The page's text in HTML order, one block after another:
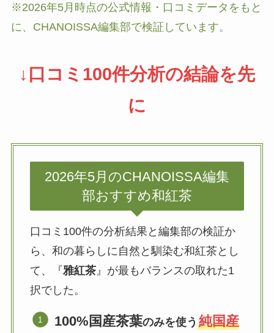
※2026年5月時点の公式情報・口コミデータをもと
に、CHANOISSA編集部で検証しています。
↓口コミ100件分析の結論を先
に
2026年5月のCHANOISSA編集
部おすすめ和紅茶
口コミ100件の分析結果と編集部の検証か
ら、和の暮らしに自然と馴染む和紅茶とし
て、『雅紅茶』が最もバランスの取れた1
択でした。
100%国産茶葉のみを使う純国産